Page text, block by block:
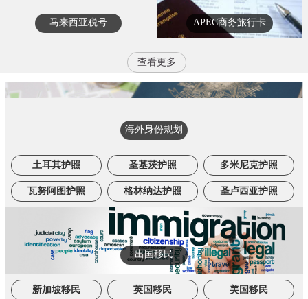
马来西亚税号 APEC商务旅行卡
查看更多
海外身份规划
土耳其护照 圣基茨护照 多米尼克护照
瓦努阿图护照 格林纳达护照 圣卢西亚护照
出国移民
新加坡移民 英国移民 美国移民